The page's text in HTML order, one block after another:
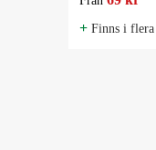
+ Finns i